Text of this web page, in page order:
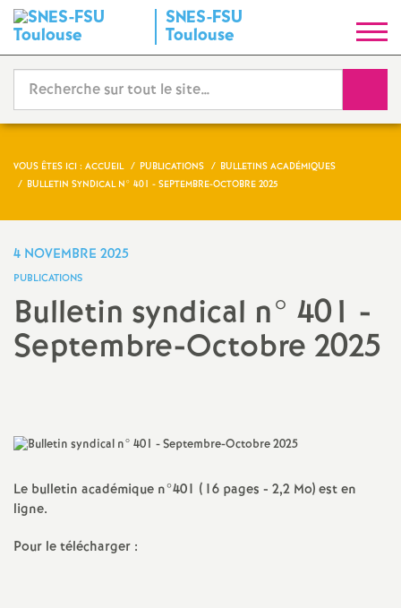
SNES-FSU
Toulouse
y
n
d
i
a
t
a
t
VOUS ÊTES ICI : ACCUEIL PUBLICATIONS
BULLETINS ACADÉMIQUES
BULLETIN SYNDICAL N° 401 - SEPTEMBRE-OCTOBRE 2025
4 NOVEMBRE 2025
PUBLICATIONS
Bulletin syndical n° 401 -
Septembre-Octobre 2025
Le bulletin académique n°401 (16 pages - 2,2 Mo) est en
ligne.
Pour le télécharger :